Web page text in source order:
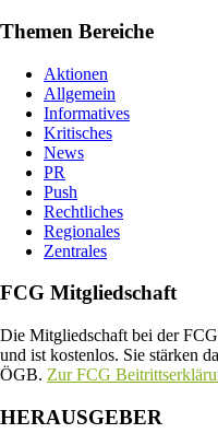
Themen Bereiche
Aktionen
Allgemein
Informatives
Kritisches
News
PR
Push
Rechtliches
Regionales
Zentrales
FCG Mitgliedschaft
Die Mitgliedschaft bei der
und ist kostenlos. Sie stärken
ÖGB. Zur FCG
HERAUSGEBER